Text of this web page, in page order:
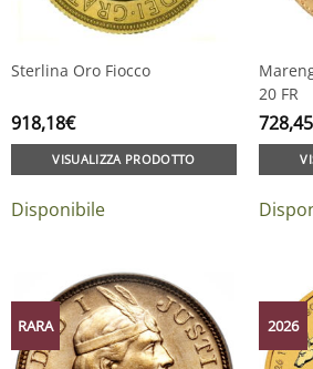
Sterlina Oro Fiocco
918,18€
VISUALIZZA PRODOTTO
Disponibile
20 FR
728,45
RARA 2026